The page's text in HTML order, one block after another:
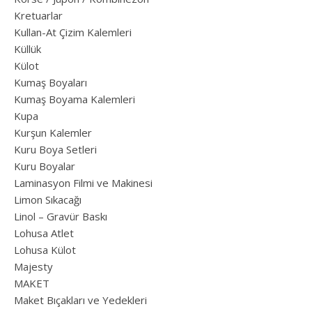
Kretuarlar
Kullan-At Çizim Kalemleri
Küllük
Külot
Kumaş Boyaları
Kumaş Boyama Kalemleri
Kupa
Kurşun Kalemler
Kuru Boya Setleri
Kuru Boyalar
Laminasyon Filmi ve Makinesi
Limon Sıkacağı
Linol – Gravür Baskı
Lohusa Atlet
Lohusa Külot
Majesty
MAKET
Maket Bıçakları ve Yedekleri